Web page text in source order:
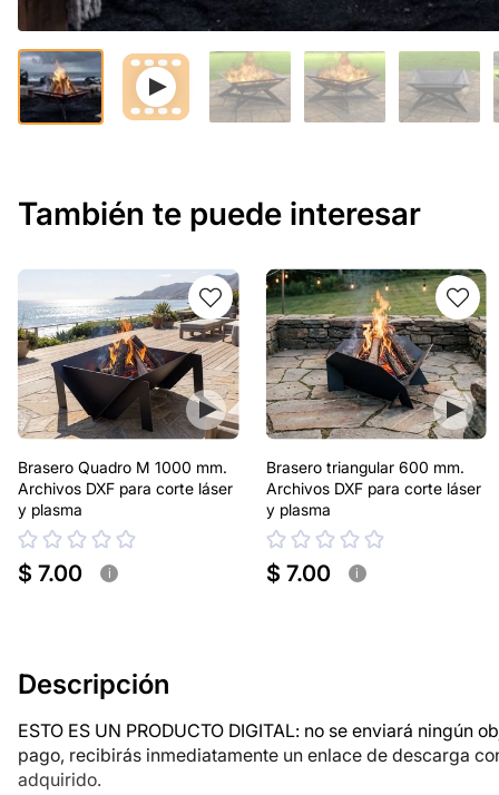
También te puede interesar
Brasero Quadro M 1000 mm.
Archivos DXF para corte láser
y plasma
$ 7.00 i
Brasero triangular 600 mm.
Archivos DXF para corte láser
y plasma
$ 7.00 i
Descripción
ESTO ES UN PRODUCTO DIGITAL: no se enviará ningún
pago, recibirás inmediatamente un enlace de descarga
adquirido.